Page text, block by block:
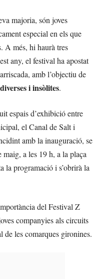
majoria, són joves
especial en els que
A més, hi haurà tres
any, el festival ha apostat
amb l’objectiu de
i insòlites.
espais d’exhibició entre
el Canal de Salt i
amb la inauguració, se
a les 19 h, a la plaça
la programació i s’obrirà la
del Festival Z
companyies als circuits
les comarques gironines.